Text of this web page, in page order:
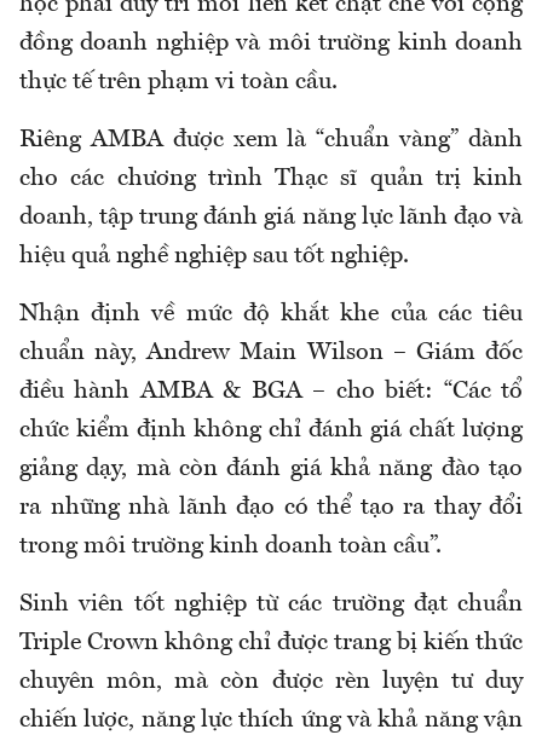
học phải duy trì mối liên kết chặt chẽ với cộng
đồng doanh nghiệp và môi trường kinh doanh
thực tế trên phạm vi toàn cầu.
Riêng AMBA được xem là “chuẩn vàng” dành
cho các chương trình Thạc sĩ quản trị kinh
doanh, tập trung đánh giá năng lực lãnh đạo và
hiệu quả nghề nghiệp sau tốt nghiệp.
Nhận định về mức độ khắt khe của các tiêu
chuẩn này, Andrew Main Wilson – Giám đốc
điều hành AMBA & BGA – cho biết: “Các tổ
chức kiểm định không chỉ đánh giá chất lượng
giảng dạy, mà còn đánh giá khả năng đào tạo
ra những nhà lãnh đạo có thể tạo ra thay đổi
trong môi trường kinh doanh toàn cầu”.
Sinh viên tốt nghiệp từ các trường đạt chuẩn
Triple Crown không chỉ được trang bị kiến thức
chuyên môn, mà còn được rèn luyện tư duy
chiến lược, năng lực thích ứng và khả năng vận